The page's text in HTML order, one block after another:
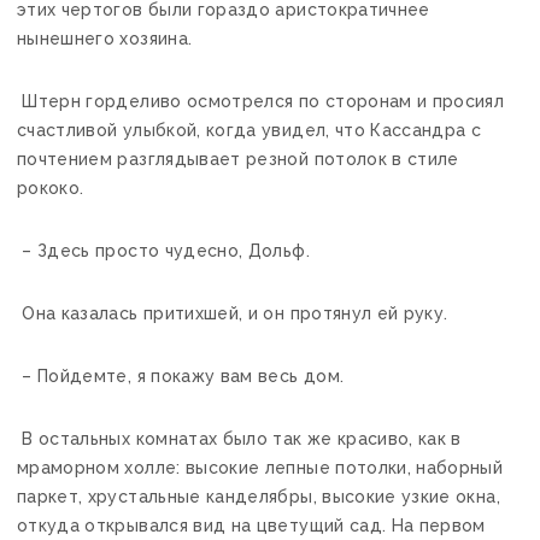
этих чертогов были гораздо аристократичнее
нынешнего хозяина.
Штерн горделиво осмотрелся по сторонам и просиял
счастливой улыбкой, когда увидел, что Кассандра с
почтением разглядывает резной потолок в стиле
рококо.
– Здесь просто чудесно, Дольф.
Она казалась притихшей, и он протянул ей руку.
– Пойдемте, я покажу вам весь дом.
В остальных комнатах было так же красиво, как в
мраморном холле: высокие лепные потолки, наборный
паркет, хрустальные канделябры, высокие узкие окна,
откуда открывался вид на цветущий сад. На первом